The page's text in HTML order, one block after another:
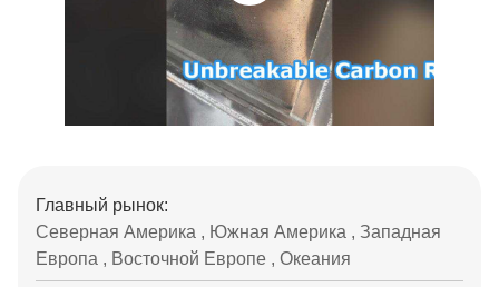
Главный рынок:
Северная Америка , Южная Америка , Западная
Европа , Восточной Европе , Океания